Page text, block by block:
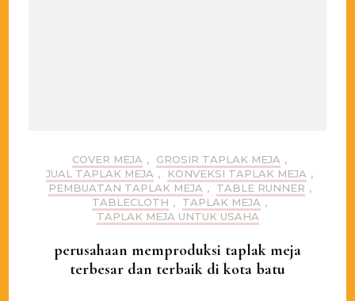
COVER MEJA , GROSIR TAPLAK MEJA ,
JUAL TAPLAK MEJA , KONVEKSI TAPLAK MEJA ,
PEMBUATAN TAPLAK MEJA , TABLE RUNNER ,
TABLECLOTH , TAPLAK MEJA ,
TAPLAK MEJA UNTUK USAHA
perusahaan memproduksi taplak meja
terbesar dan terbaik di kota batu